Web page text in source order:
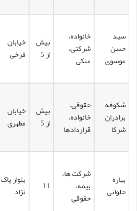
سید
حسن
موسوی
خانواده،
شرکتی،
ملکی
بیش
از 5
خیابان
فرخی
شکوفه
برادران
شرکا
حقوقی،
خانواده،
قراردادها
بیش
از 5
خیابان
مطهری
بهاره
حلوانی
شرکت ها،
بیمه،
حقوقی
11
بلوار پاک
نژاد